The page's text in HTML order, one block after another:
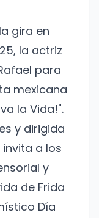
gira en
la actriz
para
mexicana
la Vida!".
y dirigida
a los
y
de Frida
Día